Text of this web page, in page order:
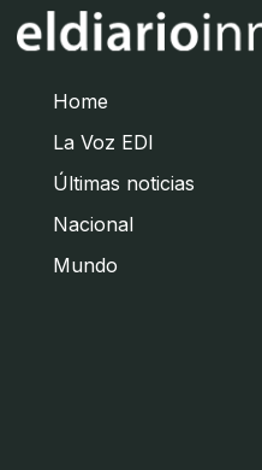
Home
La Voz EDI
Últimas noticias
Nacional
Mundo